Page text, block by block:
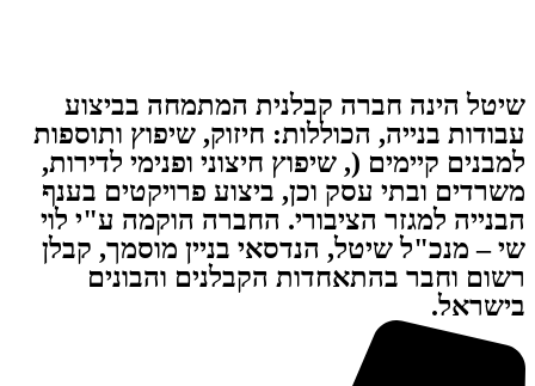
שיטל הינה חברה קבלנית המתמחה בביצוע
עבודות בנייה, הכוללות: חיזוק, שיפוץ ותוספות
למבנים קיימים (, שיפוץ חיצוני ופנימי לדירות,
משרדים ובתי עסק וכן, ביצוע פרויקטים בענף
הבנייה למגזר הציבורי. החברה הוקמה ע"י לוי
שי – מנכ"ל שיטל, הנדסאי בניין מוסמך, קבלן
רשום וחבר בהתאחדות הקבלנים והבונים
בישראל.